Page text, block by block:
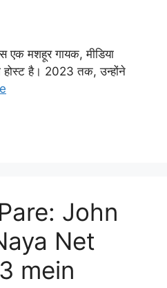
मशहूर गायक, मीडिया
होस्ट है। 2023 तक, उन्होंने
John
Net
mein